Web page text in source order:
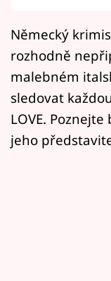
Mámy sobě
Přihlášení
Sledujte nás
Německý
rozhodně
malebném
sledovat
LOVE.
jeho